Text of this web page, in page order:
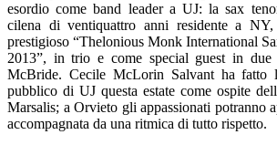
esordio come band leader a UJ: la sax
cilena di ventiquattro anni residente a
prestigioso “Thelonious Monk International
2013”, in trio e come special guest in due
McBride. Cecile McLorin Salvant ha fatto
pubblico di UJ questa estate come ospite
Marsalis; a Orvieto gli appassionati potranno
accompagnata da una ritmica di tutto rispetto.